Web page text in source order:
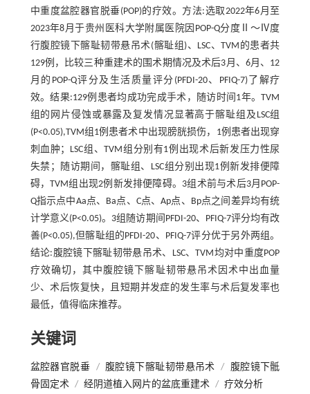
中重度盆腔器官脱垂(POP)的疗效。方法:选取2022年6月至
2023年8月于贵州医科大学附属医院因POP-Q分度Ⅱ～Ⅳ度
行腹腔镜下髂耻韧带悬吊术(髂耻组)、LSC、TVM的患者共
129例，比较三种重建术的围术期情况及术后3月、6月、12
月的POP-Q评分及生活质量评分(PFDI-20、PFIQ-7)了解疗
效。结果:129例患者均成功完成手术，随访时间1年。TVM
组的网片侵蚀或暴露及复发情况显著高于髂耻组及LSC组
(P<0.05),TVM组1例患者术中出现膀胱损伤，1例患者出现穿
刺血肿；LSC组、TVM组分别有1例出现术后新发压力性尿
失禁；随访期间，髂耻组、LSC组分别出现1例新发排便障
碍，TVM组出现2例新发排便障碍。3组术前与术后3月POP-
Q指示点中Aa点、Ba点、C点、Ap点、Bp点之间差异均有统
计学意义(P<0.05)。3组随访期间PFDI-20、PFIQ-7评分均有改
善(P<0.05),但髂耻组的PFDI-20、PFIQ-7评分优于另外两组。
结论:腹腔镜下髂耻韧带悬吊术、LSC、TVM均对中重度POP
疗效确切，其中腹腔镜下髂耻韧带悬吊术因术中出血量
少、术后恢复快，且短期并发症的发生率与术后复发率也
最低，值得临床推荐。
关键词
盆腔器官脱垂 / 腹腔镜下髂耻韧带悬吊术 / 腹腔镜下骶
骨固定术 / 经阴道植入网片的盆底重建术 / 疗效分析